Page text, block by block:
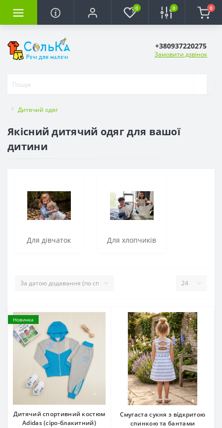
0 0 0
+380937220275
Замовити дзвінок
Дитячий одяг
Якісний дитячий одяг для вашої
дитини
Для дівчаток Для хлопчиків
Новинка
​Дитячий спортивний костюм
Adidas (сіро-блакитний)
Смугаста сукня з відкритою
спинкою та бантами